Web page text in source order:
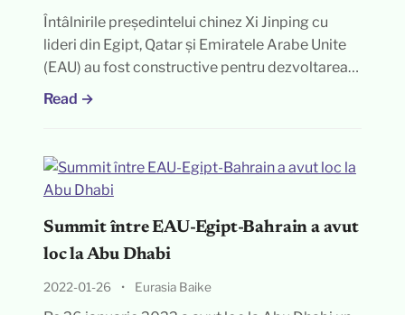
Întâlnirile președintelui chinez Xi Jinping cu
lideri din Egipt, Qatar și Emiratele Arabe Unite
(EAU) au fost constructive pentru dezvoltarea…
Read →
Summit între EAU-Egipt-Bahrain a avut
loc la Abu Dhabi
2022-01-26 • Eurasia Baike